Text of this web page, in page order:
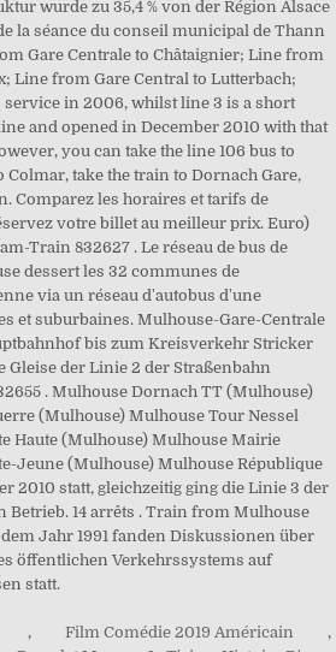
, Film Comédie 2019 Américain
,